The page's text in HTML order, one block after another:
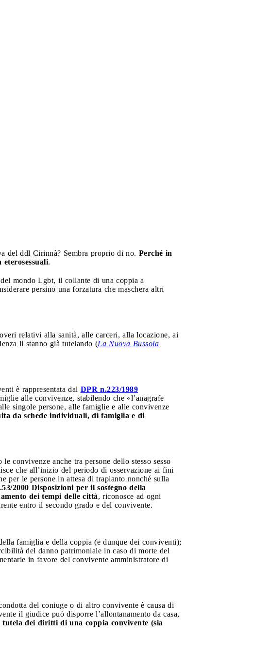
del ddl Cirinnà? Sembra proprio di no. Perché in
.
mondo Lgbt, il collante di una coppia a
persino una forzatura che maschera altri
relativi alla sanità, alle carceri, alla locazione, ai
li stanno già tutelando (La Nuova Bussola
è rappresentata dal DPR n.223/1989
alle convivenze, stabilendo che «l’anagrafe
singole persone, alle famiglie e alle convivenze
da schede individuali, di famiglia e di
le convivenze anche tra persone dello stesso sesso
che all’inizio del periodo di osservazione ai fini
per le persone in attesa di trapianto nonché sulla
2000 Disposizioni per il sostegno della
dei tempi delle città, riconosce ad ogni
entro il secondo grado e del convivente.
famiglia e della coppia (e dunque dei conviventi);
del danno patrimoniale in caso di morte del
in favore del convivente amministratore di
del coniuge o di altro convivente è causa di
il giudice può disporre l’allontanamento da casa,
tutela dei diritti di una coppia convivente (sia